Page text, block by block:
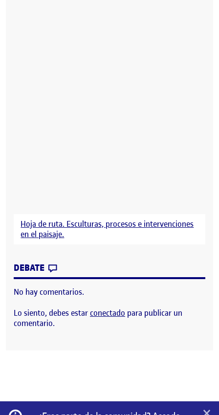
Hoja de ruta. Esculturas, procesos e intervenciones
en el paisaje.
DEBATE
No hay comentarios.
Lo siento, debes estarconectado para publicar un
comentario.